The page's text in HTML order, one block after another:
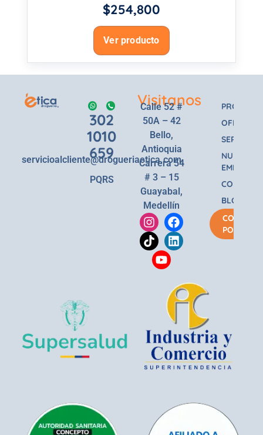
$254,800
Ver producto
302
1010
659
servicioalcliente@drogueriaetica.com
PQRS
Visitanos
Calle 52 #
50A – 42
Bello,
Antioquia
Carrera 54
# 3 – 15
Guayabal,
Medellín
OFERTAS
SERVICIOS
NUESTRA
EMPRESA
BLOG
COMPRA
POR